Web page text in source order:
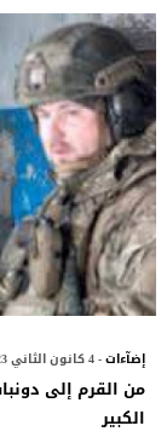
إضآءات- 4 كانون الثاني 2023
من القرم إلى
الكبير